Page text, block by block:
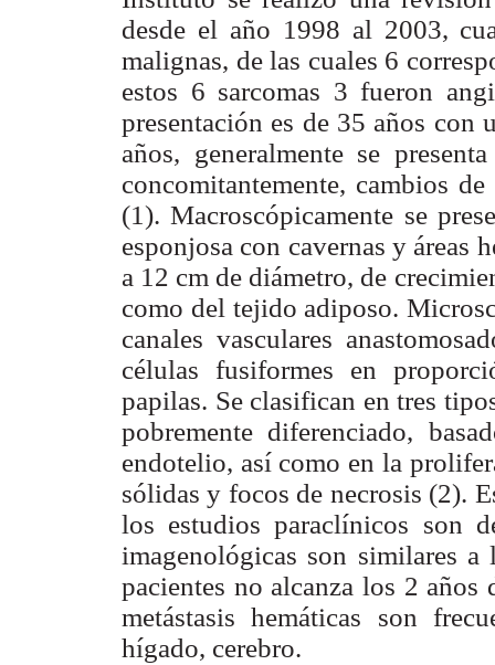
desde el año 1998 al 2003,
malignas, de las cuales 6
estos 6 sarcomas 3 fueron
presentación es de 35 años con
años, generalmente se
concomitantemente, cambios
(1). Macroscópicamente se
esponjosa con cavernas y áreas
a 12 cm de diámetro, de
como del tejido adiposo.
canales vasculares
células fusiformes en
papilas. Se clasifican en tres
pobremente diferenciado,
endotelio, así como en la
sólidas y focos de necrosis (2).
los estudios paraclínicos son
imagenológicas son similares
pacientes no alcanza los 2
metástasis hemáticas son
hígado, cerebro.